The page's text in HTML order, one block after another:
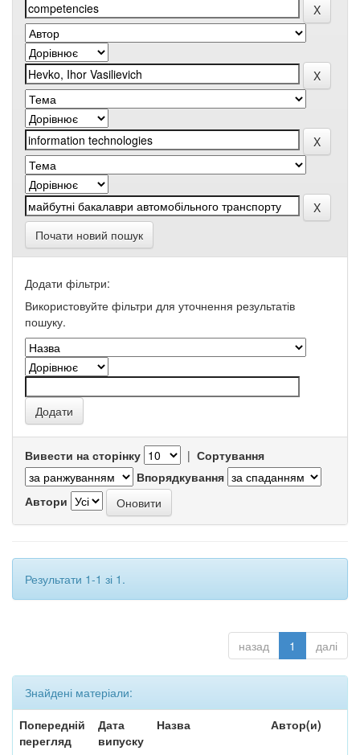
Почати новий пошук
Додати фільтри:
Використовуйте фільтри для уточнення результатів
пошуку.
Вивести на сторінку | Сортування
Впорядкування
Автори
Результати 1-1 зі 1.
назад 1 далі
Знайдені матеріали:
Попередній
перегляд
Дата
випуску
Назва Автор(и)